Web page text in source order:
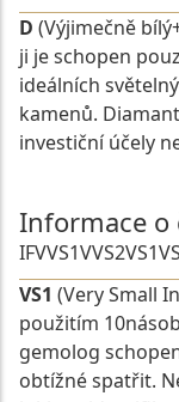
D (Výjimečně
ji je schopen
ideálních
kamenů.
investiční účely
Informace o
IFVVS1VVS2VS1
VS1 (Very Small
použitím
gemolog
obtížné spatřit.